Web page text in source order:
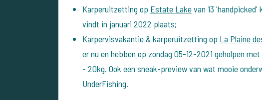
Karperuitzetting op Estate Lakevan 13 'handpicked'
vindt in januari 2022 plaats;
Karpervisvakantie & karperuitzetting op La Plaine
er nu en hebben op zondag 05-12-2021 geholpen
- 20kg. Ook een sneak-preview van wat mooie
UnderFishing.